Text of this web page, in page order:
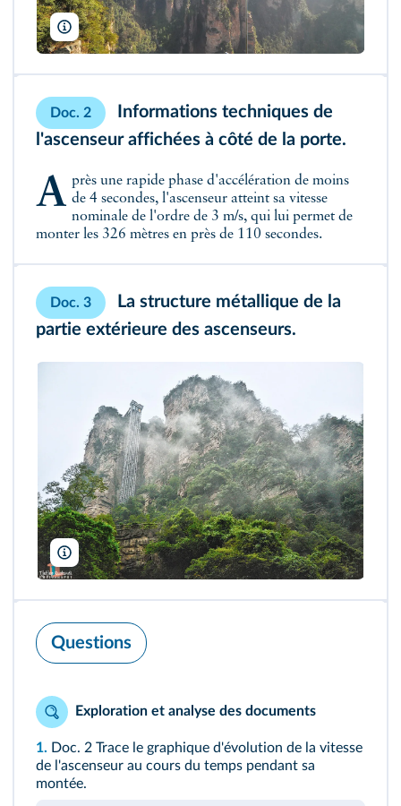
OLOS/Shutterstock
Doc. 2
Informations techniques de
l'ascenseur affichées à côté de la porte.
Après une rapide phase d'accélération de moins de 4 secondes, l'ascenseur atteint sa vitesse
nominale de l'ordre de 3 m/s, qui lui permet de
monter les 326 mètres en près de 110 secondes.
Doc. 3
La structure métallique de la
partie extérieure des ascenseurs.
Colin Aitchison Bandleader/China Coast Jazzmen Ned Kelly's Last
Questions
Exploration et analyse des documents
1. Doc. 2 Trace le graphique d'évolution de la vitesse
de l'ascenseur au cours du temps pendant sa
montée.